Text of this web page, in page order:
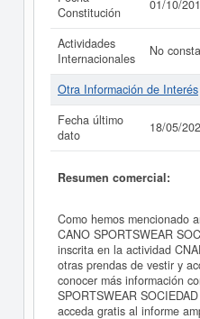
Constitución
01/10/
Actividades
Internacionales
No
Otra Información de Interés
Fecha último
dato
18/05/
Resumen comercial:
Como hemos mencionado
CANO SPORTSWEAR
inscrita en la actividad
otras prendas de vestir y
conocer más información
SPORTSWEAR
acceda gratis al informe